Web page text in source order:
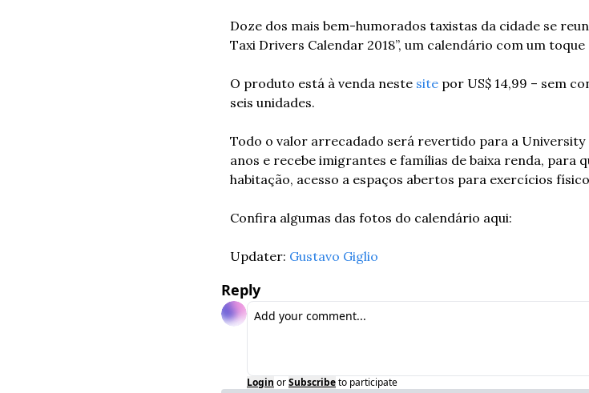
Doze dos mais bem-humorados taxistas da cidade se
Taxi Drivers Calendar 2018”, um calendário com um
O produto está à venda neste site por US$ 14,99 – sem
seis unidades.
Todo o valor arrecadado será revertido para a University
anos e recebe imigrantes e famílias de baixa renda, para
habitação, acesso a espaços abertos para exercícios
Confira algumas das fotos do calendário aqui:
Updater: Gustavo Giglio
Reply
Login orSubscribeto participate